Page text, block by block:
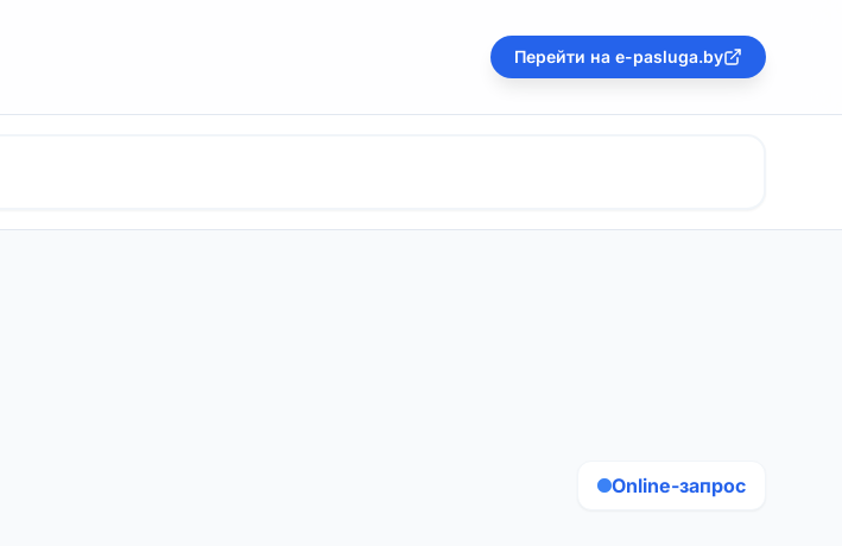
Перейти на e-pasluga.by
Online-запрос